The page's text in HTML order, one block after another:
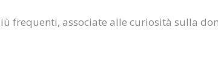
frequenti, associate alle curiosità sulla